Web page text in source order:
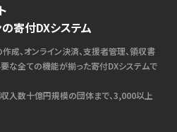
寄付DXシステム
成、オンライン決済、支援者管理、領収書
な全ての機能が揃った寄付DXシステムで
入数十億円規模の団体まで、3,000以上